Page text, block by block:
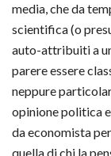
media, che da
scientifica (o
auto-attribuiti a
parere essere
neppure
opinione politica
da economista
quella di chi la